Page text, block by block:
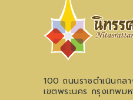
100 ถนนราชดำเนินกล
เขตพระนคร กรุงเทพม